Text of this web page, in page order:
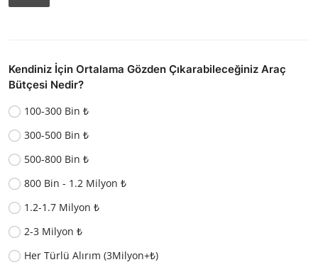
Kendiniz İçin Ortalama Gözden Çıkarabileceğiniz Araç
Bütçesi Nedir?
100-300 Bin ₺
300-500 Bin ₺
500-800 Bin ₺
800 Bin - 1.2 Milyon ₺
1.2-1.7 Milyon ₺
2-3 Milyon ₺
Her Türlü Alırım (3Milyon+₺)